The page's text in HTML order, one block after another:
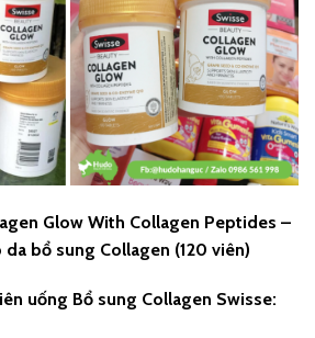
Glow With Collagen Peptides –
bổ sung Collagen (120 viên)
uống Bổ sung Collagen Swisse: